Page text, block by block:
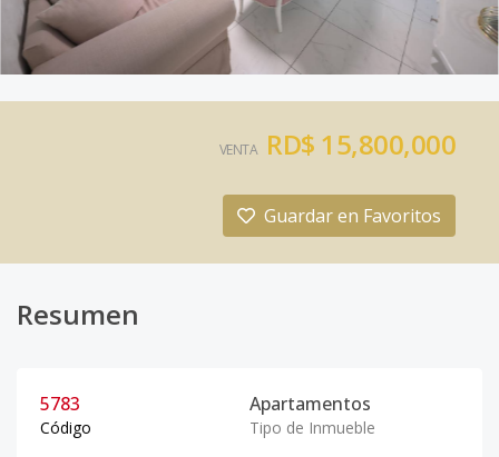
VENTA RD$ 15,800,000
Guardar en Favoritos
Resumen
5783
Código
Apartamentos
Tipo de Inmueble